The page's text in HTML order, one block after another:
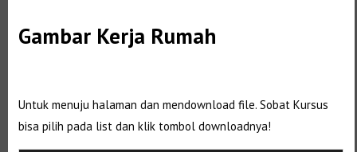
Gambar Kerja Rumah
Untuk menuju halaman dan mendownload file. Sobat Kursus
bisa pilih pada list dan klik tombol downloadnya!